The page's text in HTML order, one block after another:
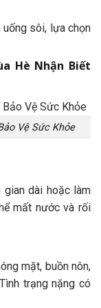
uống sôi, lựa chọn
Hè Nhận Biết
Vệ Sức Khỏe
dài hoặc làm
mất nước và rối
mặt, buồn nôn,
trạng nặng có